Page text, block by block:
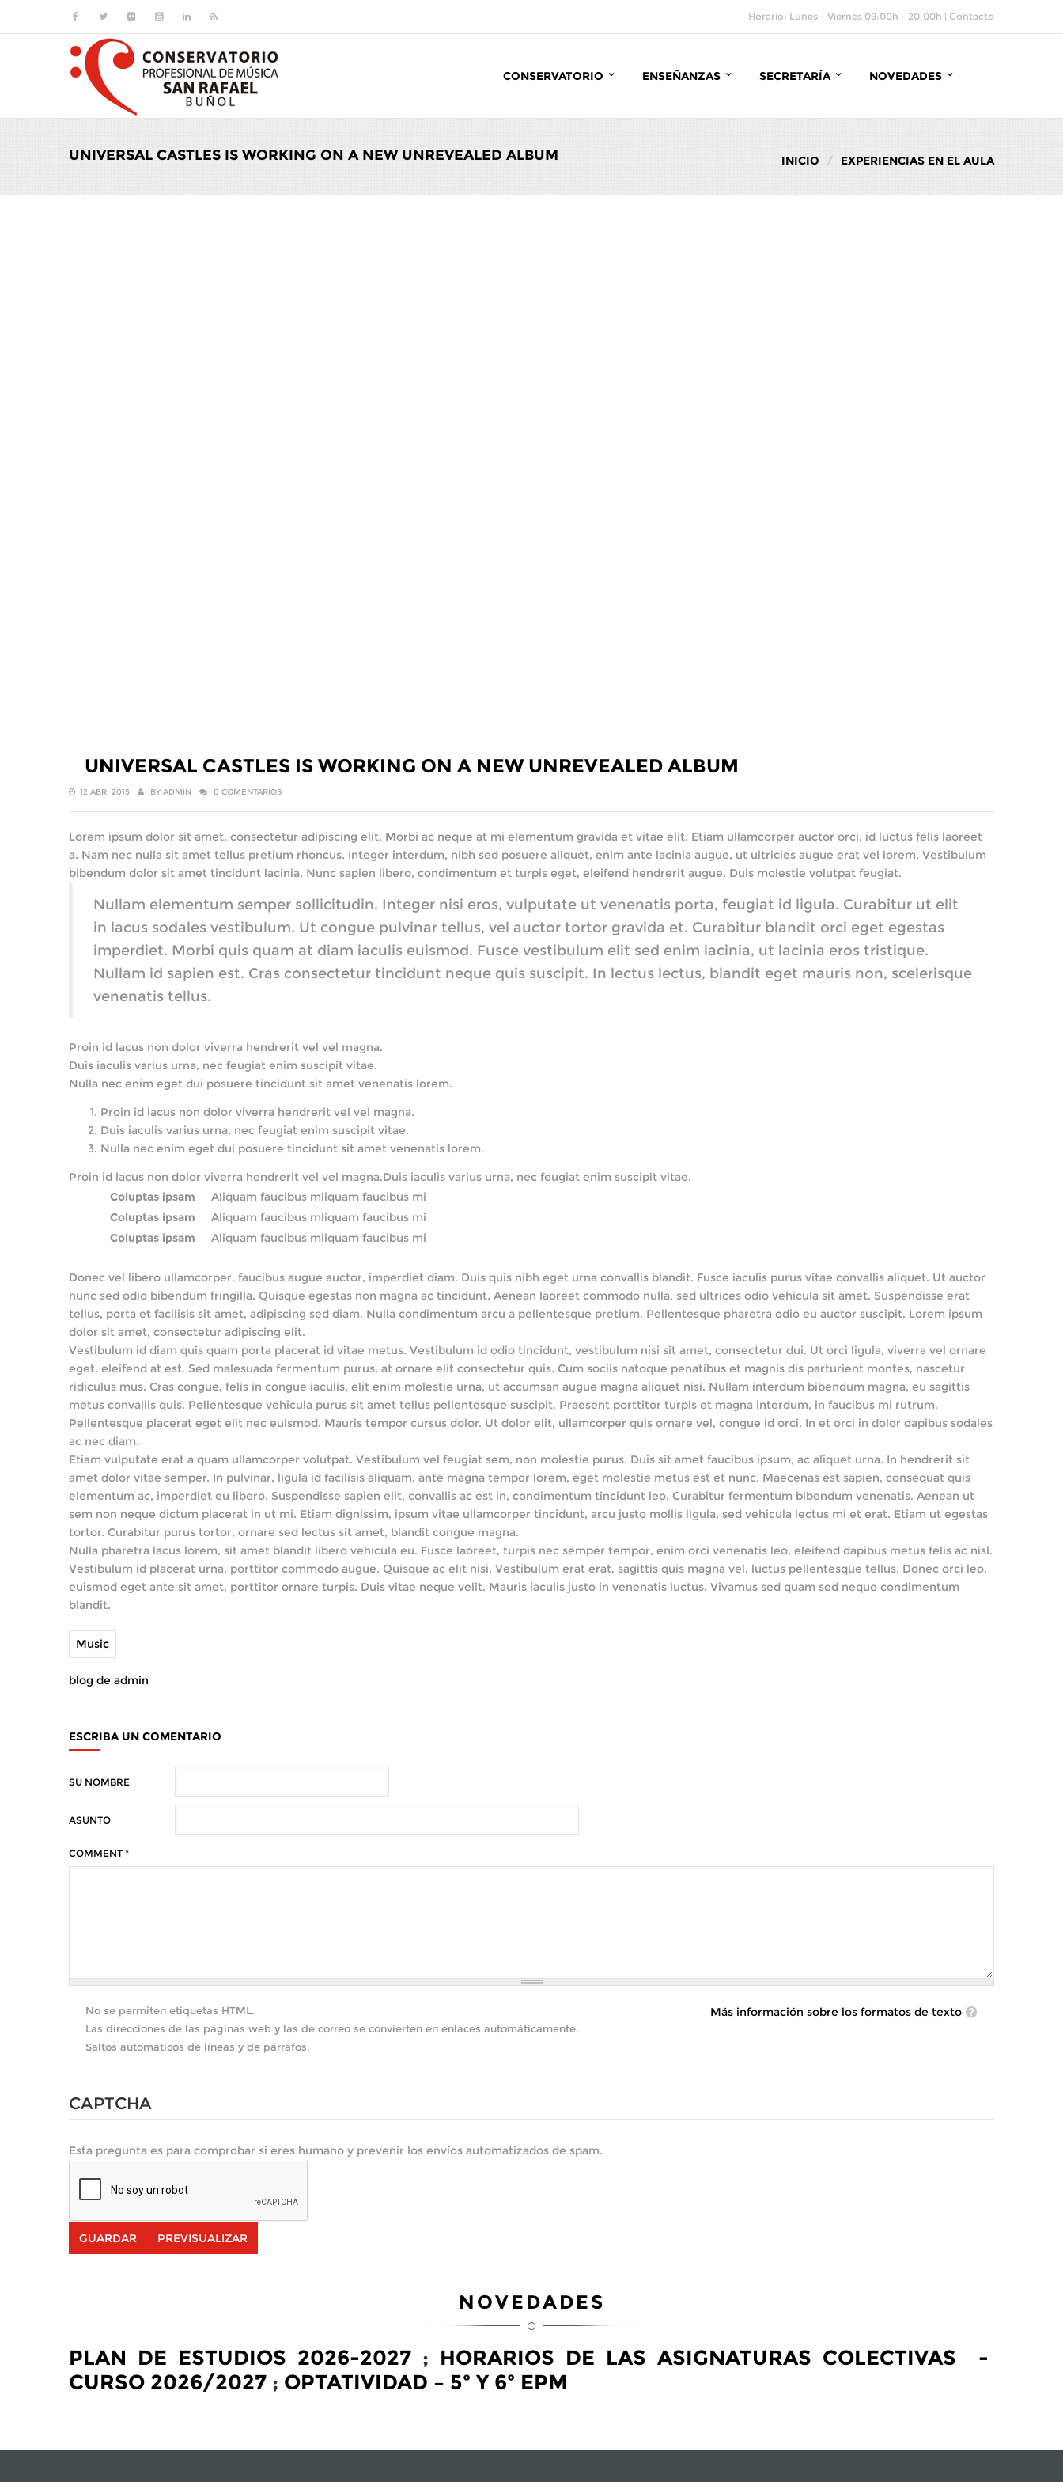
Pasar al contenido principal Horario: Lunes - Viernes 09:00h - 20:00h | Contacto
CONSERVATORIO ENSEÑANZAS SECRETARÍA NOVEDADES
UNIVERSAL CASTLES IS WORKING ON A NEW UNREVEALED ALBUM INICIO EXPERIENCIAS EN EL AULA
UNIVERSAL CASTLES IS WORKING ON A NEW UNREVEALED ALBUM
12 ABR, 2015 BY ADMIN 0 COMENTARIOS
Lorem ipsum dolor sit amet, consectetur adipiscing elit. Morbi ac neque at mi elementum gravida et vitae elit. Etiam ullamcorper auctor orci, id luctus felis laoreet
a. Nam nec nulla sit amet tellus pretium rhoncus. Integer interdum, nibh sed posuere aliquet, enim ante lacinia augue, ut ultricies augue erat vel lorem. Vestibulum
bibendum dolor sit amet tincidunt lacinia. Nunc sapien libero, condimentum et turpis eget, eleifend hendrerit augue. Duis molestie volutpat feugiat.
Nullam elementum semper sollicitudin. Integer nisi eros, vulputate ut venenatis porta, feugiat id ligula. Curabitur ut elit
in lacus sodales vestibulum. Ut congue pulvinar tellus, vel auctor tortor gravida et. Curabitur blandit orci eget egestas
imperdiet. Morbi quis quam at diam iaculis euismod. Fusce vestibulum elit sed enim lacinia, ut lacinia eros tristique.
Nullam id sapien est. Cras consectetur tincidunt neque quis suscipit. In lectus lectus, blandit eget mauris non, scelerisque
venenatis tellus.
Proin id lacus non dolor viverra hendrerit vel vel magna.
Duis iaculis varius urna, nec feugiat enim suscipit vitae.
Nulla nec enim eget dui posuere tincidunt sit amet venenatis lorem.
Proin id lacus non dolor viverra hendrerit vel vel magna.
Duis iaculis varius urna, nec feugiat enim suscipit vitae.
Nulla nec enim eget dui posuere tincidunt sit amet venenatis lorem.
Proin id lacus non dolor viverra hendrerit vel vel magna.Duis iaculis varius urna, nec feugiat enim suscipit vitae.
Coluptas ipsam
Aliquam faucibus mliquam faucibus mi
Coluptas ipsam
Aliquam faucibus mliquam faucibus mi
Coluptas ipsam
Aliquam faucibus mliquam faucibus mi
Donec vel libero ullamcorper, faucibus augue auctor, imperdiet diam. Duis quis nibh eget urna convallis blandit. Fusce iaculis purus vitae convallis aliquet. Ut auctor
nunc sed odio bibendum fringilla. Quisque egestas non magna ac tincidunt. Aenean laoreet commodo nulla, sed ultrices odio vehicula sit amet. Suspendisse erat
tellus, porta et facilisis sit amet, adipiscing sed diam. Nulla condimentum arcu a pellentesque pretium. Pellentesque pharetra odio eu auctor suscipit. Lorem ipsum
dolor sit amet, consectetur adipiscing elit.
Vestibulum id diam quis quam porta placerat id vitae metus. Vestibulum id odio tincidunt, vestibulum nisi sit amet, consectetur dui. Ut orci ligula, viverra vel ornare
eget, eleifend at est. Sed malesuada fermentum purus, at ornare elit consectetur quis. Cum sociis natoque penatibus et magnis dis parturient montes, nascetur
ridiculus mus. Cras congue, felis in congue iaculis, elit enim molestie urna, ut accumsan augue magna aliquet nisi. Nullam interdum bibendum magna, eu sagittis
metus convallis quis. Pellentesque vehicula purus sit amet tellus pellentesque suscipit. Praesent porttitor turpis et magna interdum, in faucibus mi rutrum.
Pellentesque placerat eget elit nec euismod. Mauris tempor cursus dolor. Ut dolor elit, ullamcorper quis ornare vel, congue id orci. In et orci in dolor dapibus sodales
ac nec diam.
Etiam vulputate erat a quam ullamcorper volutpat. Vestibulum vel feugiat sem, non molestie purus. Duis sit amet faucibus ipsum, ac aliquet urna. In hendrerit sit
amet dolor vitae semper. In pulvinar, ligula id facilisis aliquam, ante magna tempor lorem, eget molestie metus est et nunc. Maecenas est sapien, consequat quis
elementum ac, imperdiet eu libero. Suspendisse sapien elit, convallis ac est in, condimentum tincidunt leo. Curabitur fermentum bibendum venenatis. Aenean ut
sem non neque dictum placerat in ut mi. Etiam dignissim, ipsum vitae ullamcorper tincidunt, arcu justo mollis ligula, sed vehicula lectus mi et erat. Etiam ut egestas
tortor. Curabitur purus tortor, ornare sed lectus sit amet, blandit congue magna.
Nulla pharetra lacus lorem, sit amet blandit libero vehicula eu. Fusce laoreet, turpis nec semper tempor, enim orci venenatis leo, eleifend dapibus metus felis ac nisl.
Vestibulum id placerat urna, porttitor commodo augue. Quisque ac elit nisi. Vestibulum erat erat, sagittis quis magna vel, luctus pellentesque tellus. Donec orci leo,
euismod eget ante sit amet, porttitor ornare turpis. Duis vitae neque velit. Mauris iaculis justo in venenatis luctus. Vivamus sed quam sed neque condimentum
blandit.
Music
blog de admin
ESCRIBA UN COMENTARIO
SU NOMBRE
ASUNTO
COMMENT *
Más información sobre los formatos de texto
No se permiten etiquetas HTML.
Las direcciones de las páginas web y las de correo se convierten en enlaces automáticamente.
Saltos automáticos de líneas y de párrafos.
CAPTCHA
Esta pregunta es para comprobar si eres humano y prevenir los envíos automatizados de spam.
NOVEDADES
PLAN DE ESTUDIOS 2026-2027 ; HORARIOS DE LAS ASIGNATURAS COLECTIVAS -
CURSO 2026/2027 ; OPTATIVIDAD – 5º Y 6º EPM